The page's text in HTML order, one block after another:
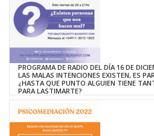
PROGRAMA DE RADIO DEL DÍA 16 DE
LAS MALAS INTENCIONES EXISTEN, ES
¿HASTA QUE PUNTO ALGUIEN TIENE
PARA LASTIMARTE?